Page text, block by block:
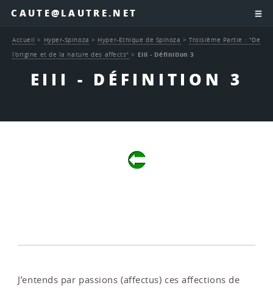
CAUTE@LAUTRE.NET
EIII - DÉFINITION 3
Accueil > Hyper-Spinoza > Hyper-Ethique de Spinoza >Troisième Partie : "De
l’origine et de la nature des affects" > EIII - Définition 3
J’entends par passions (affectus) ces affections de